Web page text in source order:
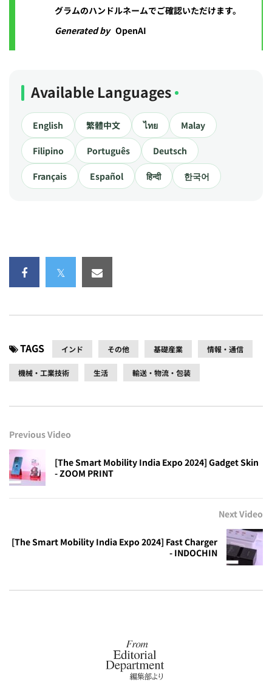
グラムのハンドルネームでご確認いただけます。
Generated by OpenAI
Available Languages
English 繁體中文 ไทย Malay
Filipino Português Deutsch
Français Español हिन्दी 한국어
TAGS インド その他 基礎産業 情報・通信
機械・工業技術 生活 輸送・物流・包装
Previous Video
[The Smart Mobility India Expo 2024] Gadget Skin
- ZOOM PRINT
Next Video
[The Smart Mobility India Expo 2024] Fast Charger
- INDOCHIN